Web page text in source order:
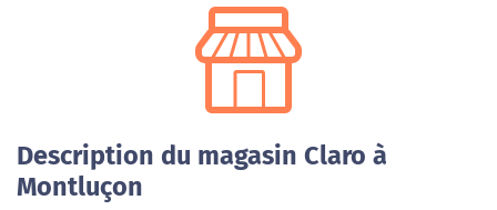
Description du magasin Claro à
Montluçon